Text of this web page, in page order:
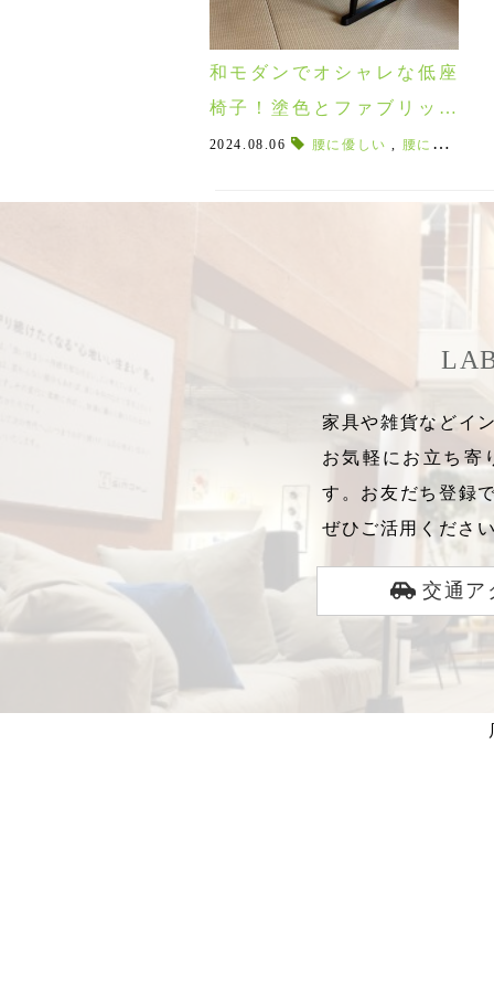
和モダンでオシャレな低座
椅子！塗色とファブリック
が選べるHIDAの「低座」
2024.08.06 腰に優しい , 腰に優しい椅子
家具や雑貨などイ
お気軽にお立ち寄
す。お友だち登録
ぜひご活用くださ
交通ア